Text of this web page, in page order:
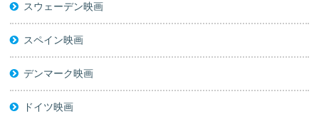
スウェーデン映画
スペイン映画
デンマーク映画
ドイツ映画